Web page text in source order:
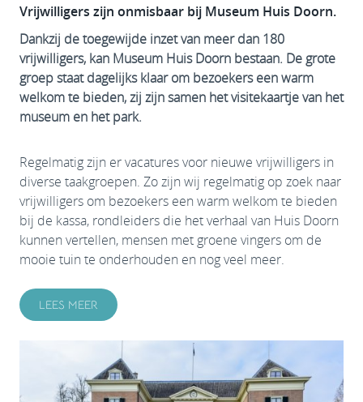
Vrijwilligers zijn onmisbaar bij Museum Huis Doorn.
Dankzij de toegewijde inzet van meer dan 180
vrijwilligers, kan Museum Huis Doorn bestaan. De grote
groep staat dagelijks klaar om bezoekers een warm
welkom te bieden, zij zijn samen het visitekaartje van het
museum en het park.
Regelmatig zijn er vacatures voor nieuwe vrijwilligers in
diverse taakgroepen. Zo zijn wij regelmatig op zoek naar
vrijwilligers om bezoekers een warm welkom te bieden
bij de kassa, rondleiders die het verhaal van Huis Doorn
kunnen vertellen, mensen met groene vingers om de
mooie tuin te onderhouden en nog veel meer.
LEES MEER